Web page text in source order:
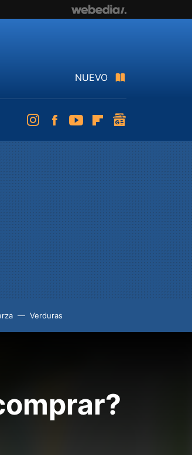
NUEVO
InstagramFacebookYoutubeFlipboard
Verduras